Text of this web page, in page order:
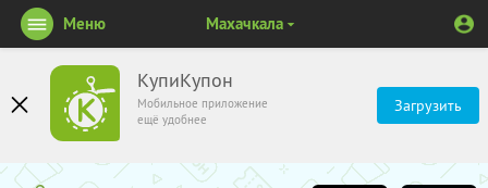
КупиКупон
Мобильное приложение
ещё удобнее
Загрузить
Меню Махачкала